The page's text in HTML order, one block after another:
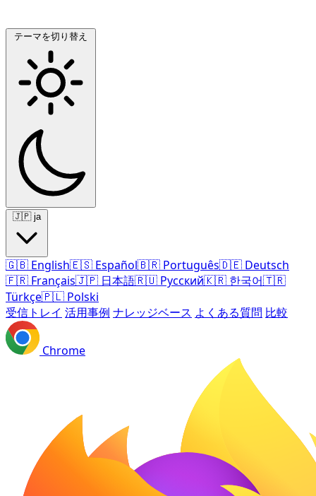
テーマを切り替え
🇯🇵 ja
🇬🇧 English🇪🇸 Español🇧🇷 Português🇩🇪 Deutsch
🇫🇷 Français🇯🇵 日本語🇷🇺 Русский🇰🇷 한국어🇹🇷
Türkçe🇵🇱 Polski
受信トレイ 活用事例 ナレッジベース よくある質問 比較
Chrome